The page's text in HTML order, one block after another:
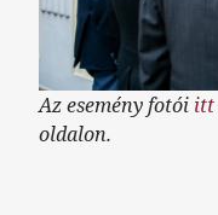
Az esemény fotói itt
oldalon.